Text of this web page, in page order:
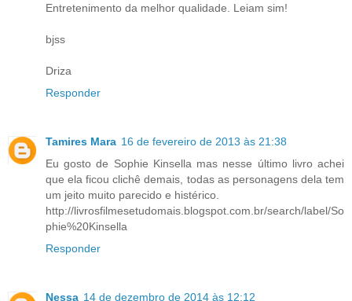
Entretenimento da melhor qualidade. Leiam sim!
bjss
Driza
Responder
Tamires Mara 16 de fevereiro de 2013 às 21:38
Eu gosto de Sophie Kinsella mas nesse último livro achei
que ela ficou clichê demais, todas as personagens dela tem
um jeito muito parecido e histérico.
http://livrosfilmesetudomais.blogspot.com.br/search/label/So
phie%20Kinsella
Responder
Nessa 14 de dezembro de 2014 às 12:12